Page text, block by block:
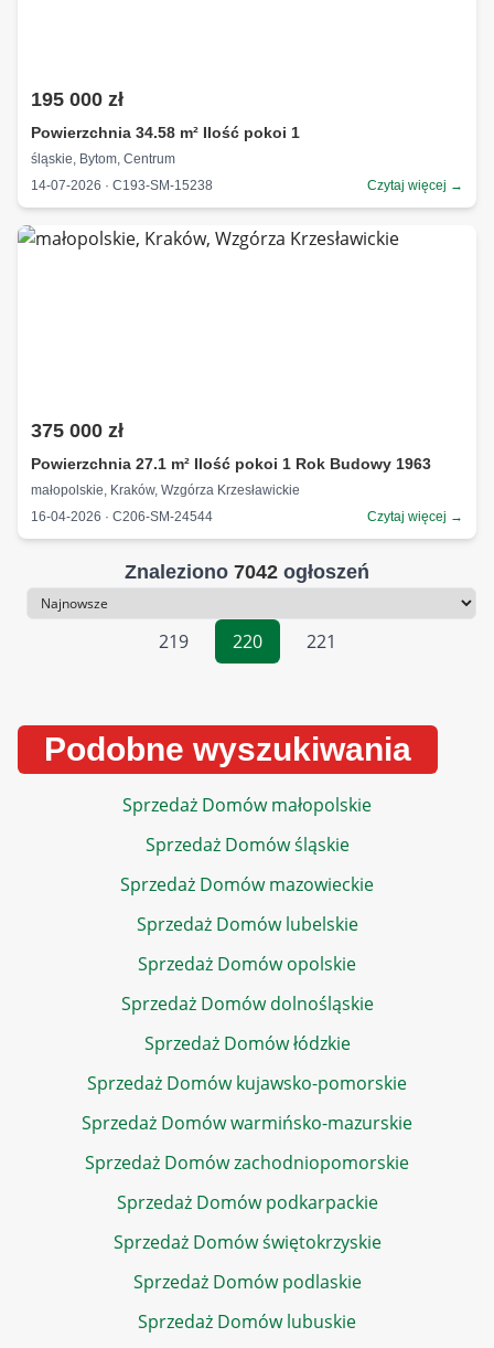
195 000 zł
Powierzchnia 34.58 m² Ilość pokoi 1
śląskie, Bytom, Centrum
14-07-2026 · C193-SM-15238
Czytaj więcej →
375 000 zł
Powierzchnia 27.1 m² Ilość pokoi 1 Rok Budowy 1963
małopolskie, Kraków, Wzgórza Krzesławickie
16-04-2026 · C206-SM-24544
Czytaj więcej →
Znaleziono 7042 ogłoszeń
Sortowanie
219
220 221
Podobne wyszukiwania
Sprzedaż Domów małopolskie
Sprzedaż Domów śląskie
Sprzedaż Domów mazowieckie
Sprzedaż Domów lubelskie
Sprzedaż Domów opolskie
Sprzedaż Domów dolnośląskie
Sprzedaż Domów łódzkie
Sprzedaż Domów kujawsko-pomorskie
Sprzedaż Domów warmińsko-mazurskie
Sprzedaż Domów zachodniopomorskie
Sprzedaż Domów podkarpackie
Sprzedaż Domów świętokrzyskie
Sprzedaż Domów podlaskie
Sprzedaż Domów lubuskie